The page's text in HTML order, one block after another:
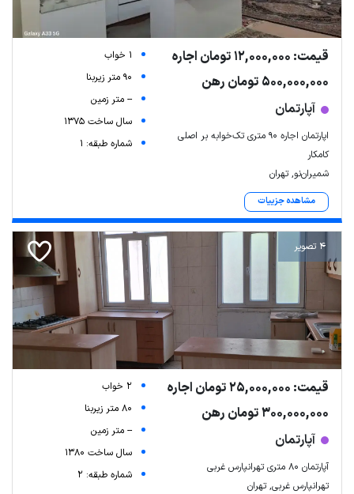
Leaflet| Map data ©ariamarz.com
قیمت: 12,000,000 تومان اجاره
500,000,000 تومان رهن
آپارتمان
اپارتمان اجاره ۹۰ متری تک‌خوابه بر اصلی
کامکار
شمیران‌نو, تهران
مشاهده جزییات
1 خواب
90 متر زیربنا
-- متر زمین
سال ساخت 1375
شماره طبقه: 1
4 تصویر
قیمت: 25,000,000 تومان اجاره
300,000,000 تومان رهن
آپارتمان
آپارتمان ۸۰ متری تهرانپارس غربی
تهرانپارس غربی, تهران
2 خواب
80 متر زیربنا
-- متر زمین
سال ساخت 1380
شماره طبقه: 2